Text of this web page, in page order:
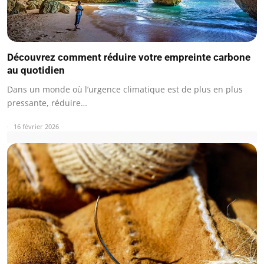
Découvrez comment réduire votre empreinte carbone
au quotidien
Dans un monde où l’urgence climatique est de plus en plus
pressante, réduire…
16 février 2026